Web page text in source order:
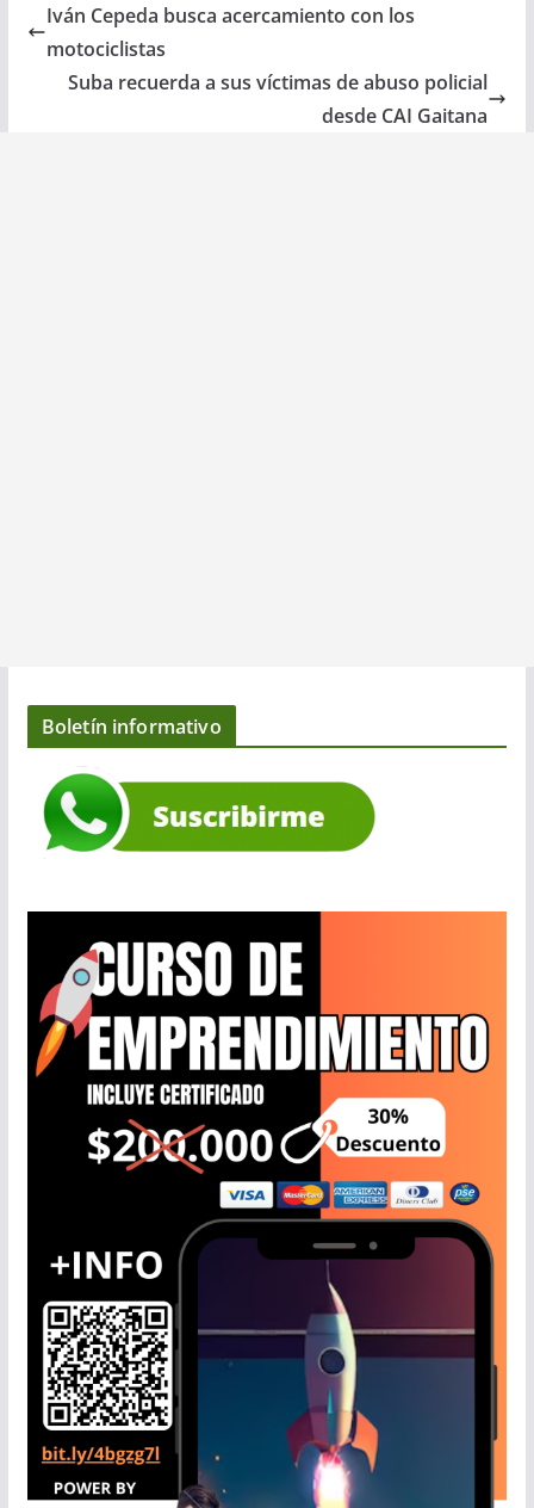
Iván Cepeda busca acercamiento con los
motociclistas
Suba recuerda a sus víctimas de abuso policial
desde CAI Gaitana
Boletín informativo